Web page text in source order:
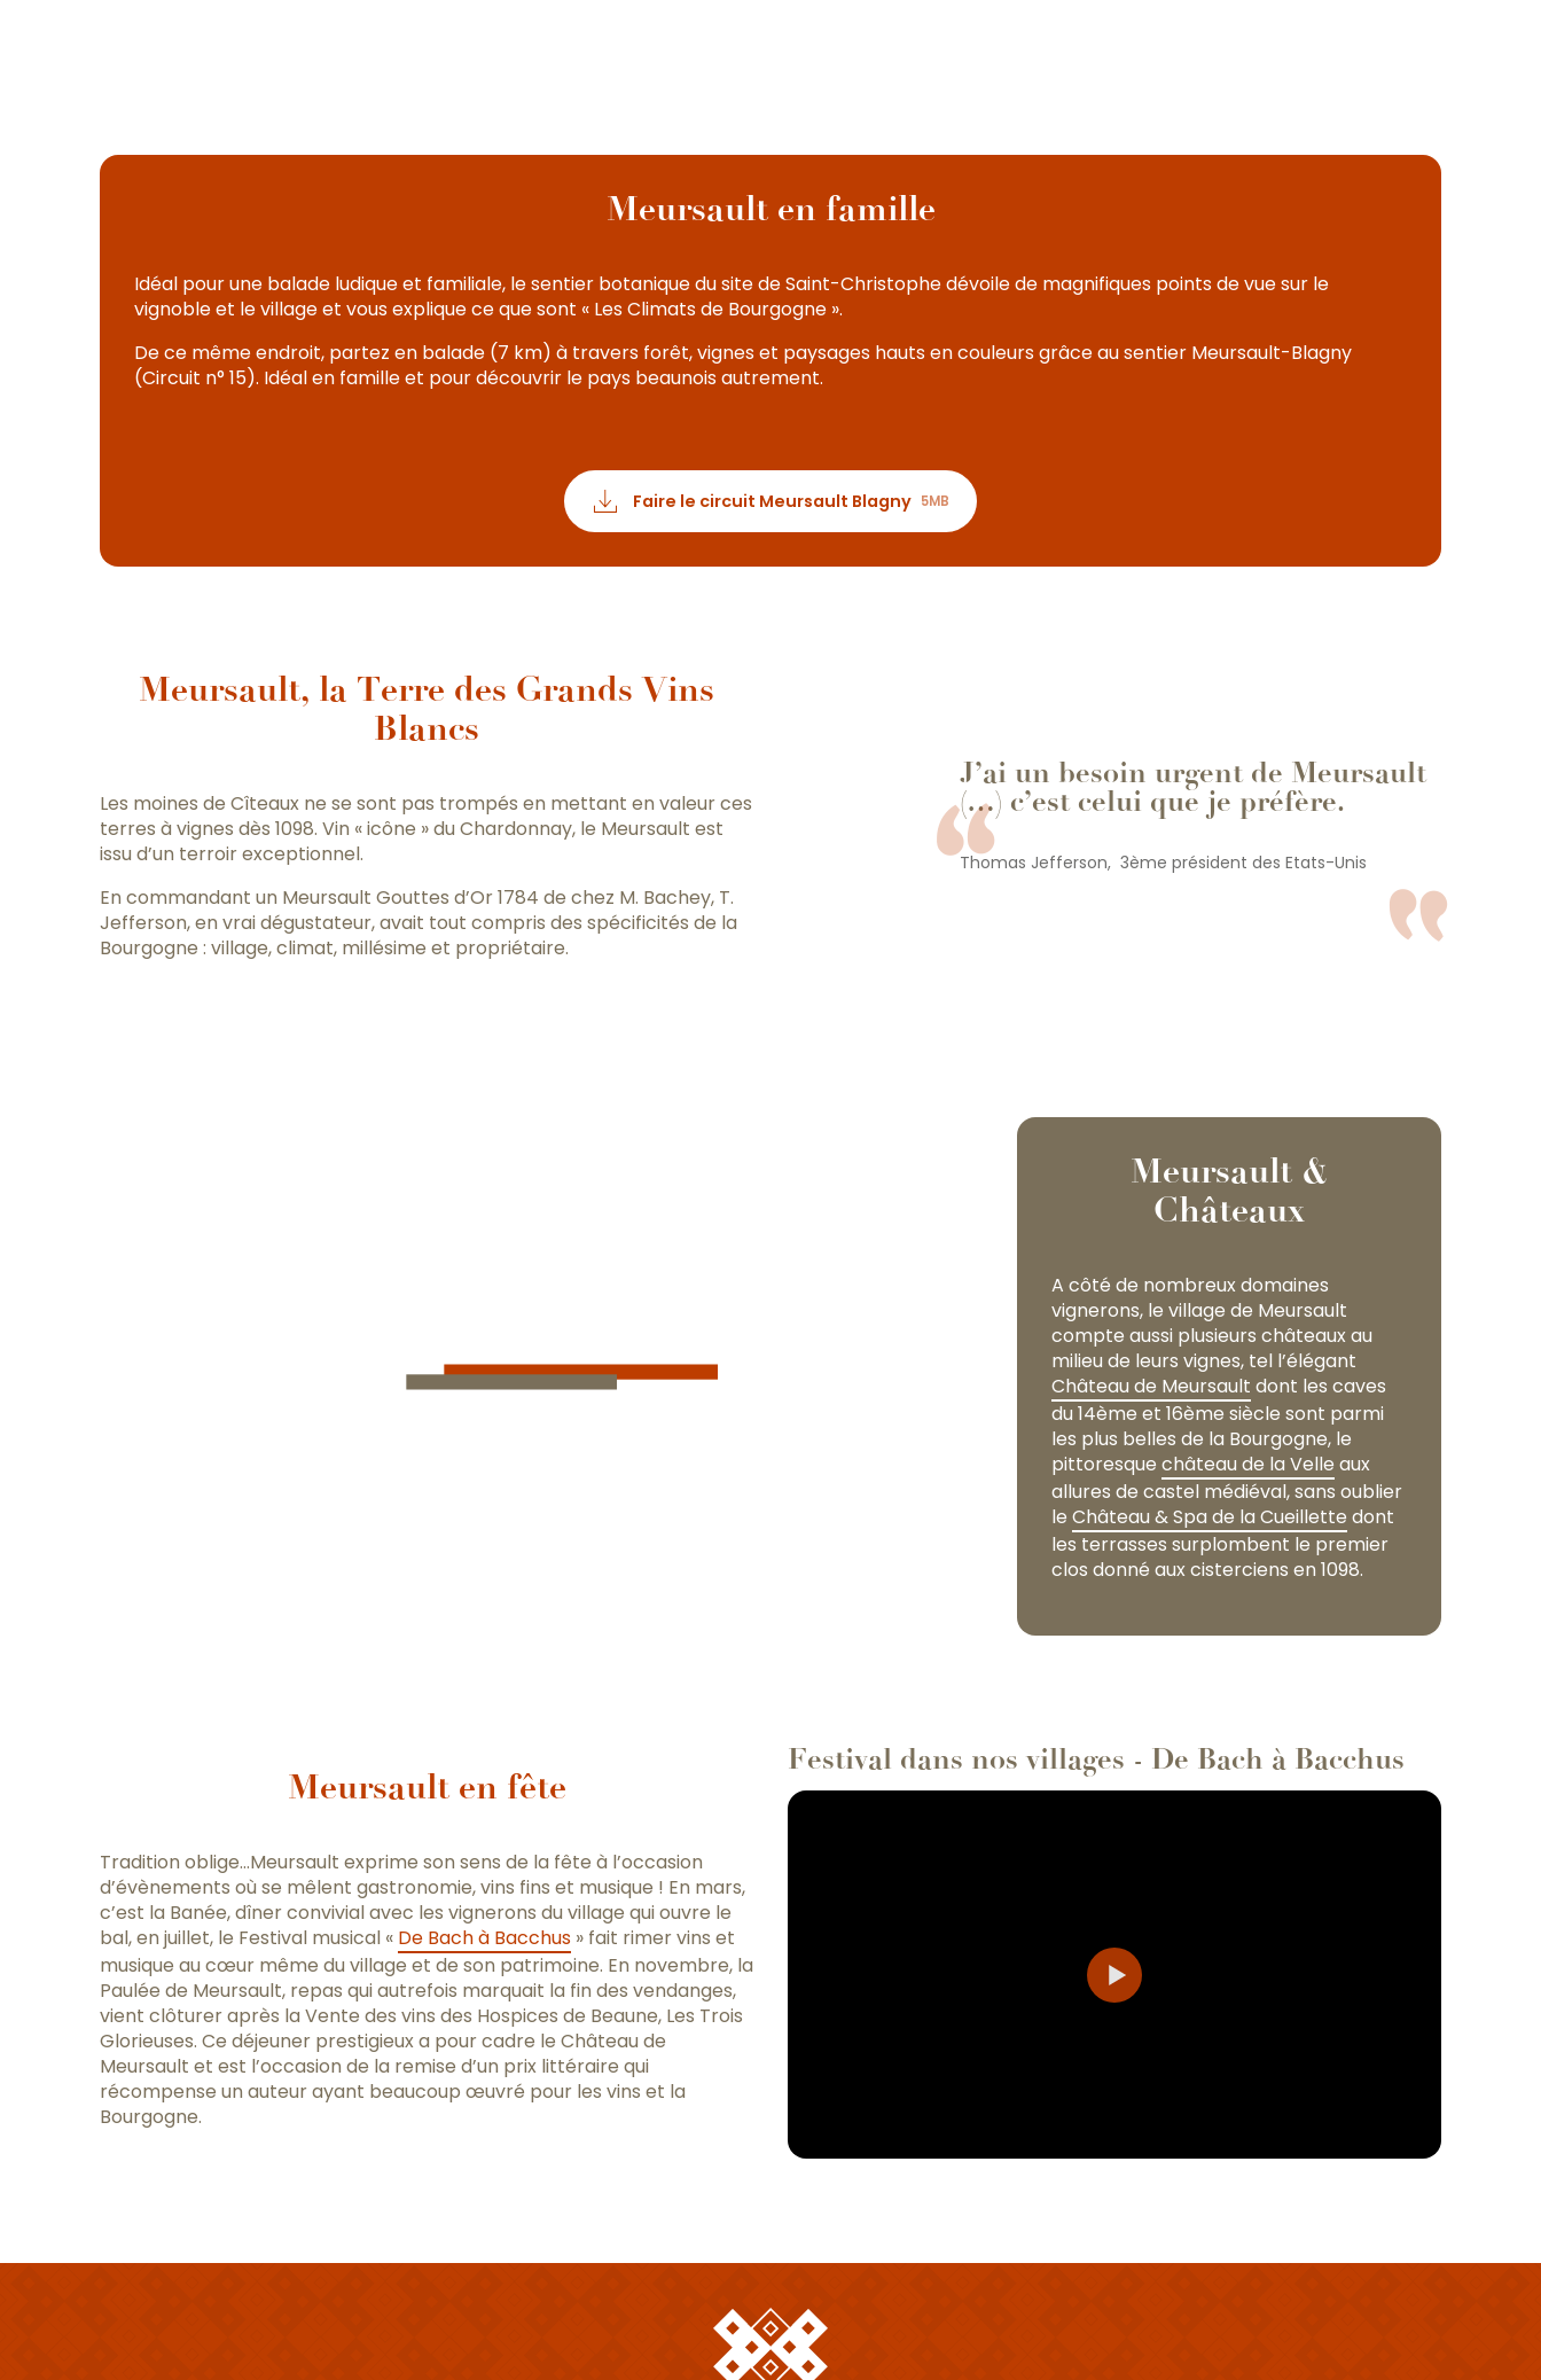
Meursault en famille
Idéal pour une balade ludique et familiale, le sentier botanique du site de Saint-Christophe dévoile de magnifiques points de vue sur le
vignoble et le village et vous explique ce que sont « Les Climats de Bourgogne ».
De ce même endroit, partez en balade (7 km) à travers forêt, vignes et paysages hauts en couleurs grâce au sentier Meursault-Blagny
(Circuit n° 15). Idéal en famille et pour découvrir le pays beaunois autrement.
Faire le circuit Meursault Blagny 5MB
Meursault, la Terre des Grands Vins
Blancs
Les moines de Cîteaux ne se sont pas trompés en mettant en valeur ces
terres à vignes dès 1098. Vin « icône » du Chardonnay, le Meursault est
issu d’un terroir exceptionnel.
En commandant un Meursault Gouttes d’Or 1784 de chez M. Bachey, T.
Jefferson, en vrai dégustateur, avait tout compris des spécificités de la
Bourgogne : village, climat, millésime et propriétaire.
J’ai un besoin urgent de Meursault
(…) c’est celui que je préfère.
Thomas Jefferson, 3ème président des Etats-Unis
Meursault &
Châteaux
A côté de nombreux domaines
vignerons, le village de Meursault
compte aussi plusieurs châteaux au
milieu de leurs vignes, tel l’élégant
Château de Meursault dont les caves
du 14ème et 16ème siècle sont parmi
les plus belles de la Bourgogne, le
pittoresque château de la Velle aux
allures de castel médiéval, sans oublier
le Château & Spa de la Cueillette dont
les terrasses surplombent le premier
clos donné aux cisterciens en 1098.
Meursault en fête
Tradition oblige…Meursault exprime son sens de la fête à l’occasion
d’évènements où se mêlent gastronomie, vins fins et musique ! En mars,
c’est la Banée, dîner convivial avec les vignerons du village qui ouvre le
bal, en juillet, le Festival musical « De Bach à Bacchus » fait rimer vins et
musique au cœur même du village et de son patrimoine. En novembre, la
Paulée de Meursault, repas qui autrefois marquait la fin des vendanges,
vient clôturer après la Vente des vins des Hospices de Beaune, Les Trois
Glorieuses. Ce déjeuner prestigieux a pour cadre le Château de
Meursault et est l’occasion de la remise d’un prix littéraire qui
récompense un auteur ayant beaucoup œuvré pour les vins et la
Bourgogne.
Festival dans nos villages - De Bach à Bacchus